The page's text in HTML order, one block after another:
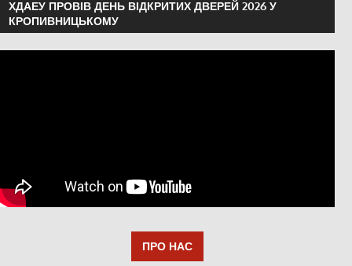
ХДАЕУ ПРОВІВ ДЕНЬ ВІДКРИТИХ ДВЕРЕЙ 2026 У
КРОПИВНИЦЬКОМУ
ПРО НАС